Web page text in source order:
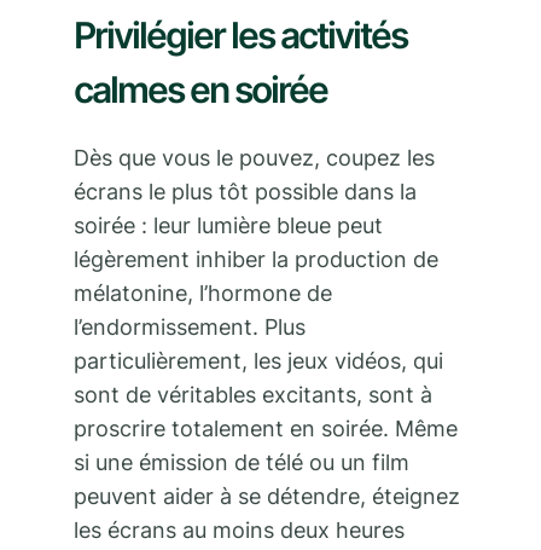
Privilégier les activités
calmes en soirée
Dès que vous le pouvez, coupez les
écrans le plus tôt possible dans la
soirée : leur lumière bleue peut
légèrement inhiber la production de
mélatonine, l’hormone de
l’endormissement. Plus
particulièrement, les jeux vidéos, qui
sont de véritables excitants, sont à
proscrire totalement en soirée. Même
si une émission de télé ou un film
peuvent aider à se détendre, éteignez
les écrans au moins deux heures